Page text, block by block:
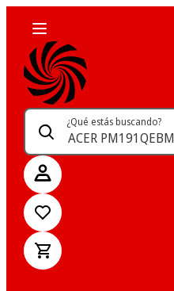
¿Qué estás buscando?